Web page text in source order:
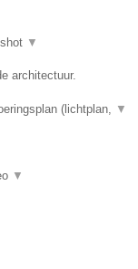
▼
architectuur.
(lichtplan, ▼
▼